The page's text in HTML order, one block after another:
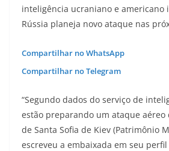
inteligência ucraniano e americano
Rússia planeja novo ataque nas
Compartilhar no WhatsApp
Compartilhar no Telegram
“Segundo dados do serviço de
estão preparando um ataque aéreo
de Santa Sofia de Kiev (Patrimônio
escreveu a embaixada em seu